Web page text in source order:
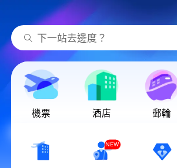
下一站去邊度？
機票 酒店 郵輪
NEW